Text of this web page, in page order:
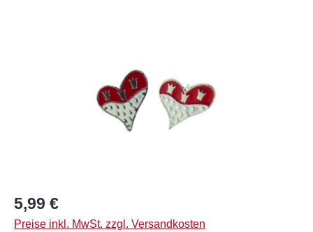
Regulärer Preis:
5,99 €
Preise inkl. MwSt. zzgl. Versandkosten